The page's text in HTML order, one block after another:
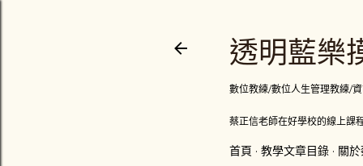
透明藍樂
數位教練/數位人生管理教練/
蔡正信老師在好學校的線上課
首頁 教學文章目錄 關